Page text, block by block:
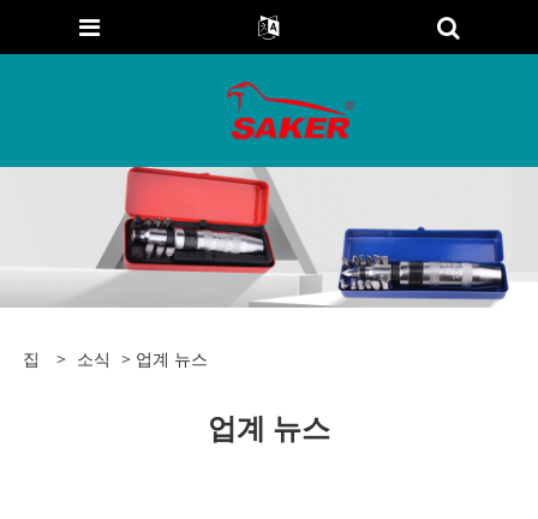
집 > 소식 > 업계 뉴스
업계 뉴스